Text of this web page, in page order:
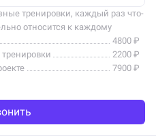
тренировки, каждый раз что-
относится к каждому
упражнения. Если соблюдать
4800 ₽
2200 ₽
7900 ₽